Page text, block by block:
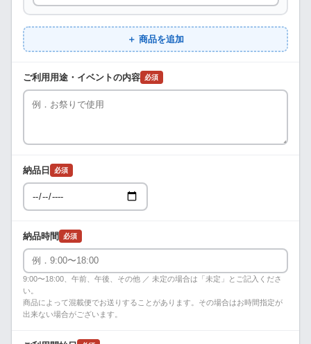
＋ 商品を追加
ご利用用途・イベントの内容 必須
納品日 必須
納品時間 必須
9:00〜18:00、午前、午後、その他 ／ 未定の場合は「未定」とご記入くださ
い。
商品によって混載便でお送りすることがあります。その場合はお時間指定が
出来ない場合がございます。